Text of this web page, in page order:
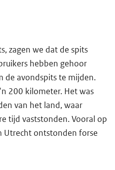
zagen we dat de spits
hebben gehoor
de avondspits te mijden.
200 kilometer. Het was
van het land, waar
tijd vaststonden. Vooral op
Utrecht ontstonden forse